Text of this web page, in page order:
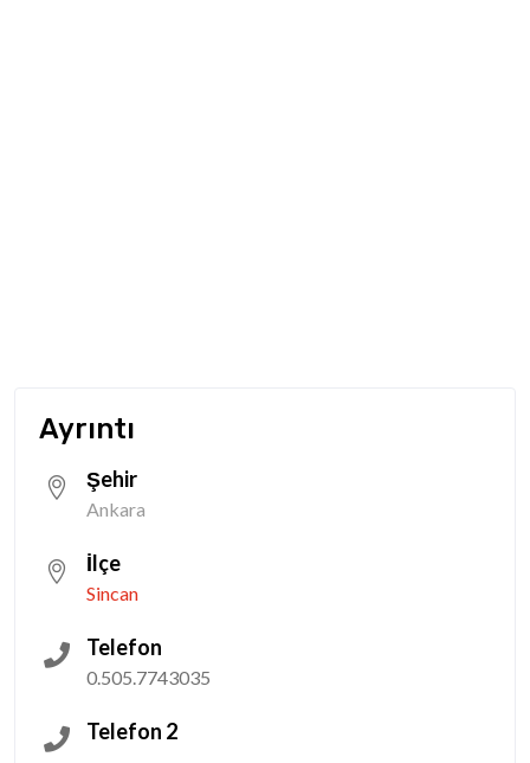
Ayrıntı
Şehir
Ankara
İlçe
Sincan
Telefon
0.505.7743035
Telefon 2